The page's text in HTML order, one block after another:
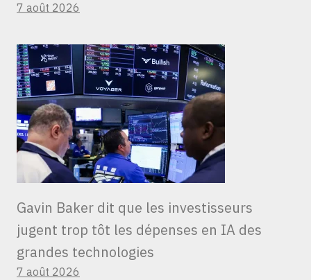
7 août 2026
Gavin Baker dit que les investisseurs
jugent trop tôt les dépenses en IA des
grandes technologies
7 août 2026